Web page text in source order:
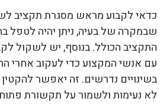
כדאי לקבוע מראש מסגרת תקציב
שבמקרה של בעיה, ניתן יהיה לטפל
התקציב הכולל. בנוסף, יש לשקול
עם אנשי המקצוע כדי לעקוב אחרי
בשינויים נדרשים. זה יאפשר
לא נעימות ולשמור על תקשורת